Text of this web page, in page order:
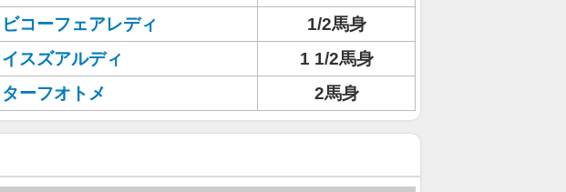
ビコーフェアレディ
1/2馬身
イスズアルディ
1 1/2馬身
ターフオトメ 2馬身